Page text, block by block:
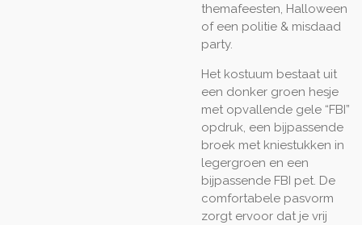
themafeesten, Halloween
of een politie & misdaad
party.
Het kostuum bestaat uit
een donker groen hesje
met opvallende gele “FBI”
opdruk, een bijpassende
broek met kniestukken in
legergroen en een
bijpassende FBI pet. De
comfortabele pasvorm
zorgt ervoor dat je vrij